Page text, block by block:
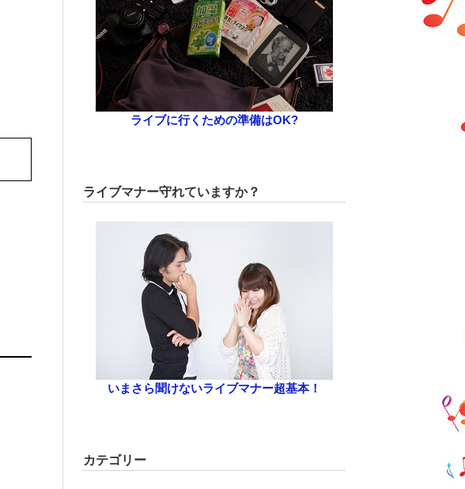
ライブに行くための準備はOK?
ライブマナー守れていますか？
いまさら聞けないライブマナー超基本！
カテゴリー